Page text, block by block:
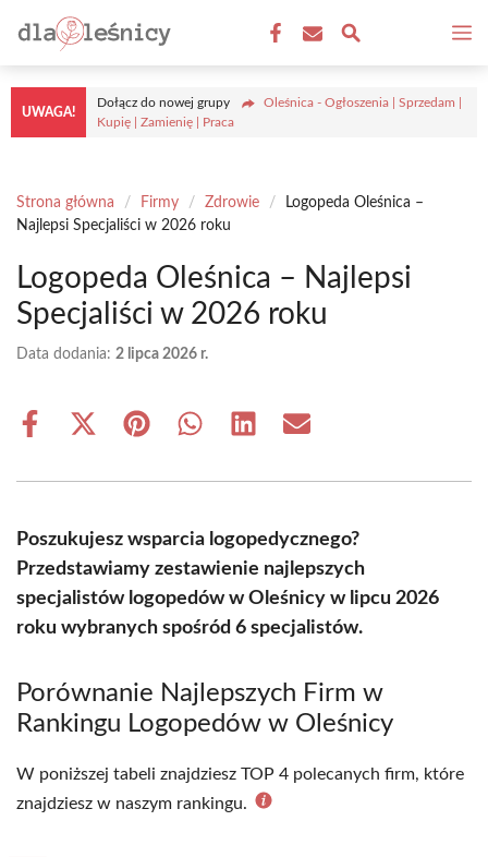
do
treści
UWAGA!
Dołącz do nowej grupy
Oleśnica - Ogłoszenia | Sprzedam |
Kupię | Zamienię | Praca
Strona główna / Firmy / Zdrowie /
Logopeda Oleśnica –
Najlepsi Specjaliści w 2026 roku
Logopeda Oleśnica – Najlepsi
Specjaliści w 2026 roku
Data dodania: 2 lipca 2026 r.
Share
Share
(Twitter)
Share Share Share Share
Poszukujesz wsparcia logopedycznego?
Przedstawiamy zestawienie najlepszych
specjalistów logopedów w Oleśnicy w lipcu 2026
roku wybranych spośród 6 specjalistów.
Porównanie Najlepszych Firm w
Rankingu Logopedów w Oleśnicy
W poniższej tabeli znajdziesz TOP 4 polecanych firm, które
znajdziesz w naszym rankingu.